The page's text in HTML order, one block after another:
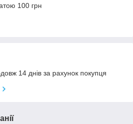
100 грн
14 днів за рахунок покупця